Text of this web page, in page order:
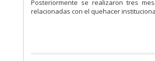
Posteriormente se realizaron tres
relacionadas con el quehacer